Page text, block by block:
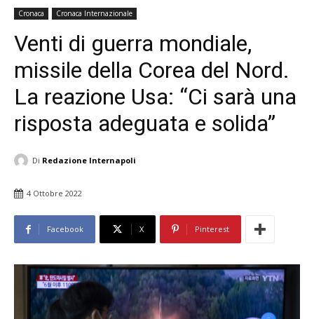
Cronaca Cronaca Internazionale
Venti di guerra mondiale,
missile della Corea del Nord.
La reazione Usa: “Ci sarà una
risposta adeguata e solida”
Di Redazione Internapoli
4 Ottobre 2022
Facebook X Pinterest